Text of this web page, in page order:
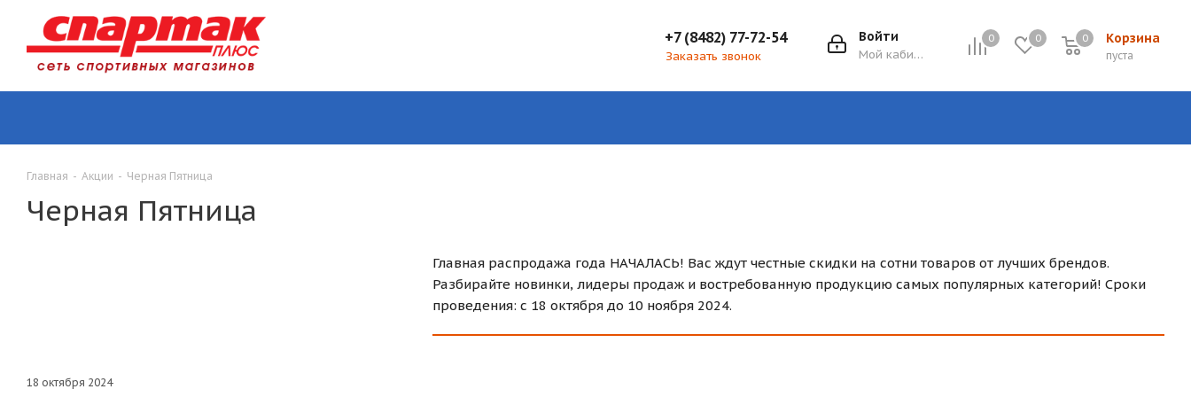
0 0 Корзина
0
пуста
0
Войти
Мой кабинет
+7 (8482) 77-72-54
Заказать звонок
Главная - Акции - Черная Пятница
Черная Пятница
Главная распродажа года НАЧАЛАСЬ! Вас ждут честные скидки на сотни товаров от лучших брендов.
Разбирайте новинки, лидеры продаж и востребованную продукцию самых популярных категорий! Сроки
проведения: с 18 октября до 10 ноября 2024.
18 октября 2024